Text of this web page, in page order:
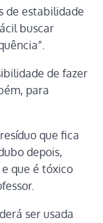
de estabilidade
buscar
de fazer
para
que fica
depois,
que é tóxico
ser usada